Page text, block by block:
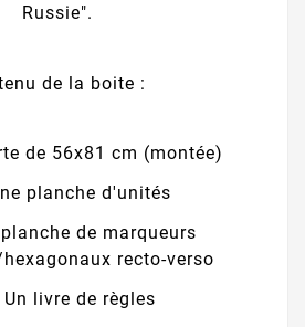
Russie".
de la boite :
de 56x81 cm (montée)
planche d'unités
planche de marqueurs
recto-verso
Un livre de règles